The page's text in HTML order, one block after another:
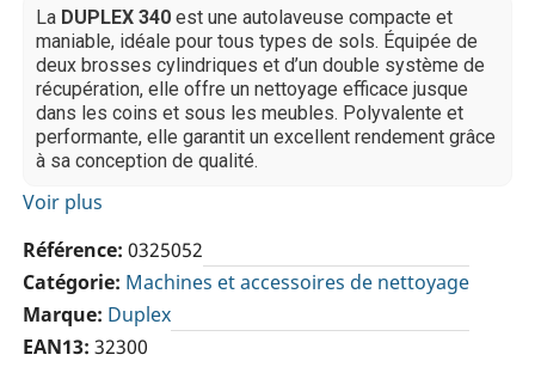
La DUPLEX 340est une autolaveuse compacte et
maniable, idéale pour tous types de sols. Équipée de
deux brosses cylindriques et d’un double système de
récupération, elle offre un nettoyage efficace jusque
dans les coins et sous les meubles. Polyvalente et
performante, elle garantit un excellent rendement grâce
à sa conception de qualité.
Voir plus
Référence 0325052
Catégorie Machines et accessoires de nettoyage
Marque Duplex
EAN13 32300